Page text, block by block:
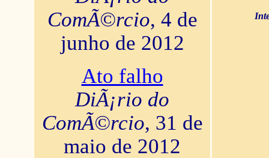
ComÃ©rcio, 4 de
junho de 2012
Ato falho
DiÃ¡rio do
ComÃ©rcio, 31 de
maio de 2012